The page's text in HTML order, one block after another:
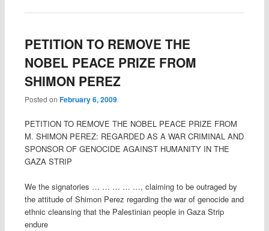
PETITION TO REMOVE THE
NOBEL PEACE PRIZE FROM
SHIMON PEREZ
Posted on February 6, 2009
PETITION TO REMOVE THE NOBEL PEACE PRIZE FROM
M. SHIMON PEREZ: REGARDED AS A WAR CRIMINAL AND
SPONSOR OF GENOCIDE AGAINST HUMANITY IN THE
GAZA STRIP
We the signatories … … … … …, claiming to be outraged by
the attitude of Shimon Perez regarding the war of genocide and
ethnic cleansing that the Palestinian people in Gaza Strip
endure